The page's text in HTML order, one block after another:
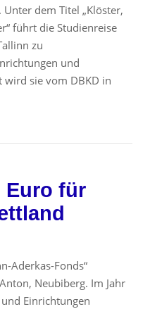
Unter dem Titel „Klöster,
führt die Studienreise
zu
und
sie vom DBKD in
Euro für
Aderkas-Fonds“
Neubiberg. Im Jahr
Einrichtungen